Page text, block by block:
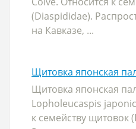
(Diaspididae).
на Кавказе, ...
Щитовка японская
Щитовка японская
Lopholeucaspis
к семейству щитовок